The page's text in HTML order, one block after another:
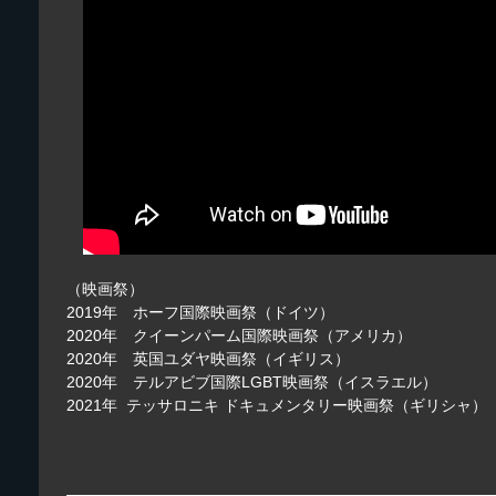
（映画祭）
2019年 ホーフ国際映画祭（ドイツ）
2020年 クイーンパーム国際映画祭（アメリカ）
2020年 英国ユダヤ映画祭（イギリス）
2020年 テルアビブ国際LGBT映画祭（イスラエル）
2021年 テッサロニキ ドキュメンタリー映画祭（ギリシャ）